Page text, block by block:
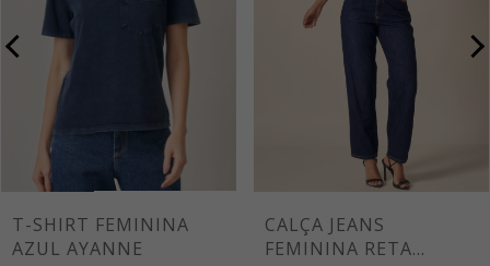
T-SHIRT FEMININA
AZUL AYANNE
CALÇA JEANS
FEMININA RETA